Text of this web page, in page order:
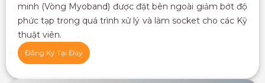
minh (Vòng Myoband) được đặt bên ngoài giảm bớt độ
phức tạp trong quá trình xử lý và làm socket cho các Kỹ
thuật viên.
Đăng Ký Tại Đây